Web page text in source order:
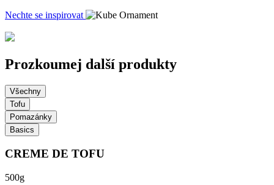
Nechte se inspirovat
Prozkoumej další produkty
Všechny
Tofu
Pomazánky
Basics
CREME DE TOFU
500g